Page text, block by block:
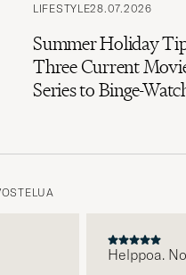
LIFESTYLE28.07.2026
Summer Holiday
Three Current
Series to Binge-
Helppoa.